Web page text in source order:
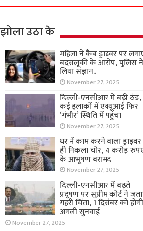
झोला उठा के
महिला ने कैब ड्राइवर पर
बदसलूकी के आरोप, पुलिस ने
लिया संज्ञान..
November 27, 2025
दिल्ली-एनसीआर में बढ़ी ठंड,
कई इलाकों में एक्यूआई फिर
‘गंभीर’ स्थिति में पहुंचा
November 27, 2025
घर में काम करने वाला ड्राइवर
ही निकला चोर, 4 करोड़
के आभूषण बरामद
November 27, 2025
दिल्ली-एनसीआर में बढ़ते
प्रदूषण पर सुप्रीम कोर्ट ने
गहरी चिंता, 1 दिसंबर को होगी
अगली सुनवाई
November 27, 2025